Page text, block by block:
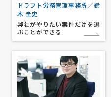
ドラフト労務管理事務所／鈴
木 圭史
弊社がやりたい案件だけを選
ぶことができる